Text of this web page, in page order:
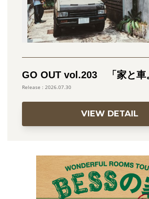
GO OUT vol.203 「家と車
2026.07.30
VIEW DETAIL